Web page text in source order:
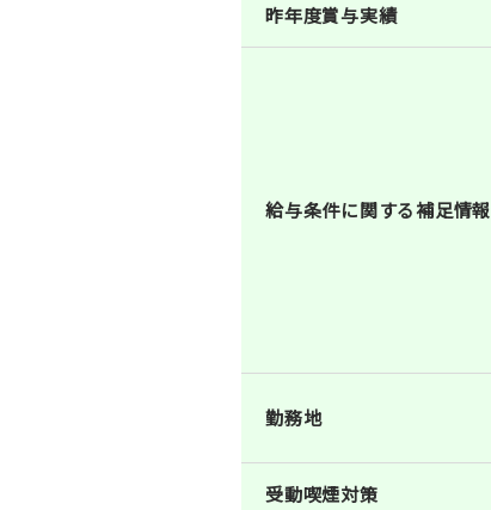
昨年度賞与実績
給与条件に関する補足情報
勤務地
受動喫煙対策